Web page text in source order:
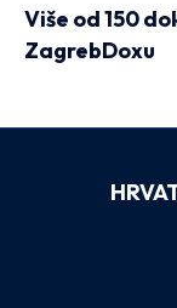
Više od 150
ZagrebDoxu